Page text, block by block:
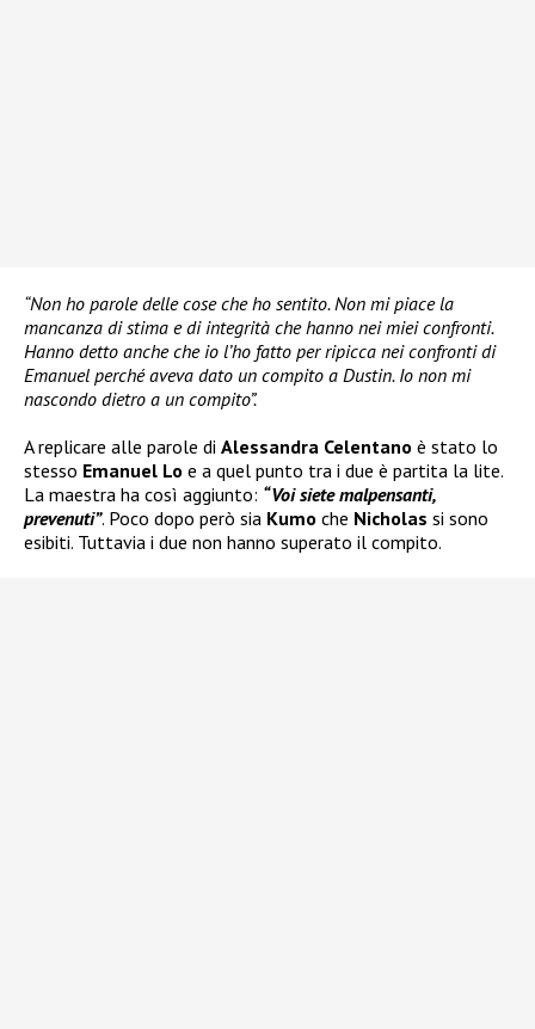
“Non ho parole delle cose che ho sentito. Non mi piace la
mancanza di stima e di integrità che hanno nei miei confronti.
Hanno detto anche che io l’ho fatto per ripicca nei confronti di
Emanuel perché aveva dato un compito a Dustin. Io non mi
nascondo dietro a un compito”.
A replicare alle parole di Alessandra Celentano è stato lo
stesso Emanuel Lo e a quel punto tra i due è partita la lite.
La maestra ha così aggiunto: “Voi siete malpensanti,
prevenuti”. Poco dopo però sia Kumo che Nicholas si sono
esibiti. Tuttavia i due non hanno superato il compito.